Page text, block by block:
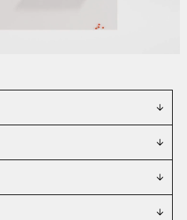
Stahl. Beidseitige
mit ABS-Kanten. Rollen aus
4 Wochen (Mo.-Fr.). Mehr Details.